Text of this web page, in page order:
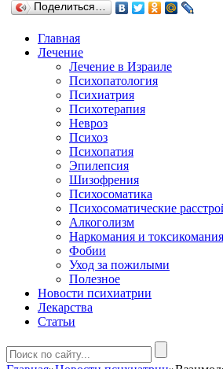
Поделиться…
Главная
Лечение
Лечение в Израиле
Психопатология
Психиатрия
Психотерапия
Невроз
Психоз
Психопатия
Эпилепсия
Шизофрения
Психосоматика
Психосоматические
Алкоголизм
Наркомания и токсикомания
Фобии
Уход за пожилыми
Полезное
Новости психиатрии
Лекарства
Статьи